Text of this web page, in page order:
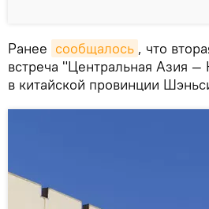
Ранее сообщалось , что
встреча "Центральная Азия
в китайской провинции